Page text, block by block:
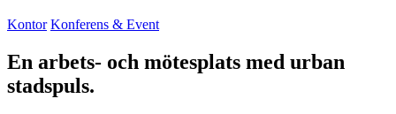
Kontor Konferens & Event
En arbets- och mötesplats med urban
stadspuls.